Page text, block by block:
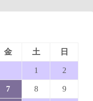
金 土 日
1 2
7 8 9